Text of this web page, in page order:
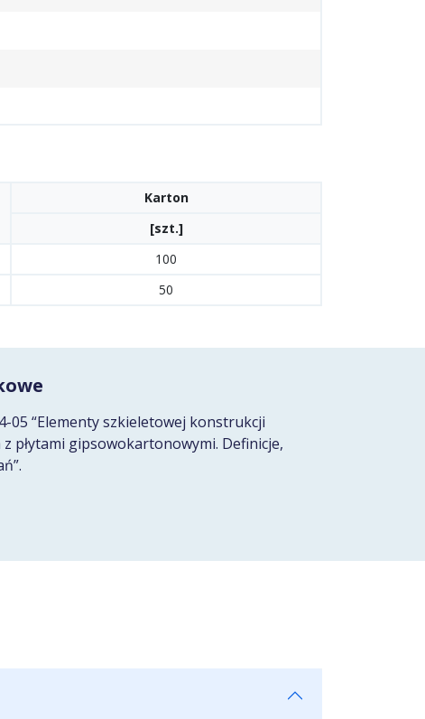
Karton
[szt.]
100
50
05 “Elementy szkieletowej konstrukcji
płytami gipsowokartonowymi. Definicje,